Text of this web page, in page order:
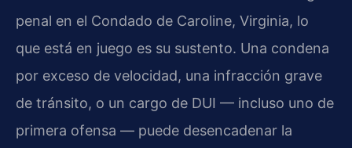
penal en el Condado de Caroline, Virginia, lo
que está en juego es su sustento. Una condena
por exceso de velocidad, una infracción grave
de tránsito, o un cargo de DUI — incluso uno de
primera ofensa — puede desencadenar la